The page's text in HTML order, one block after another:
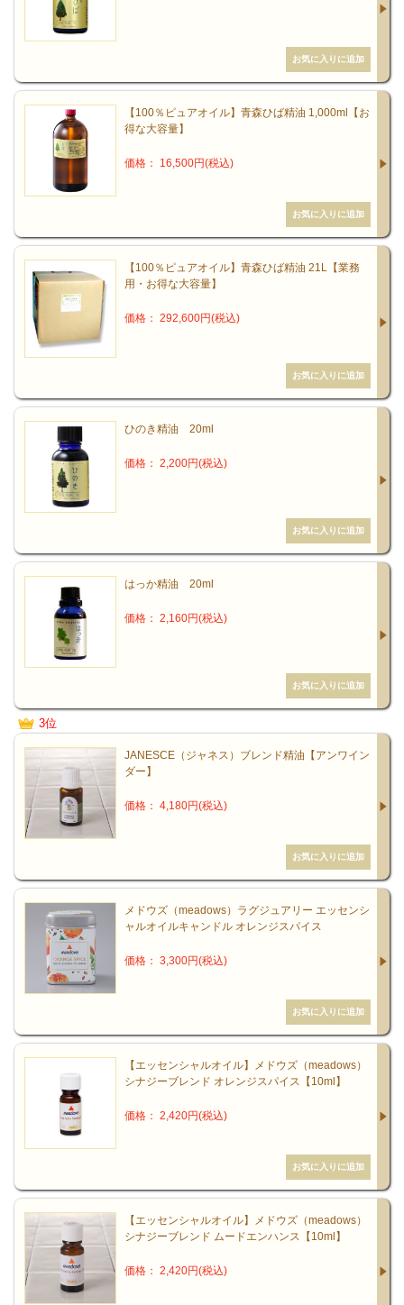
【100％ピュアオイル】青森ひば精油 1,000ml【お
得な大容量】
価格： 16,500円(税込)
【100％ピュアオイル】青森ひば精油 21L【業務
用・お得な大容量】
価格： 292,600円(税込)
ひのき精油 20ml
価格： 2,200円(税込)
はっか精油 20ml
価格： 2,160円(税込)
3位
JANESCE（ジャネス）ブレンド精油【アンワイン
ダー】
価格： 4,180円(税込)
メドウズ（meadows）ラグジュアリー エッセンシ
ャルオイルキャンドル オレンジスパイス
価格： 3,300円(税込)
【エッセンシャルオイル】メドウズ（meadows）
シナジーブレンド オレンジスパイス【10ml】
価格： 2,420円(税込)
【エッセンシャルオイル】メドウズ（meadows）
シナジーブレンド ムードエンハンス【10ml】
価格： 2,420円(税込)